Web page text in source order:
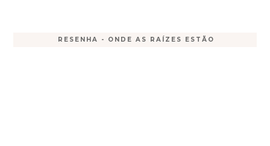
RESENHA - ONDE AS RAÍZES ESTÃO